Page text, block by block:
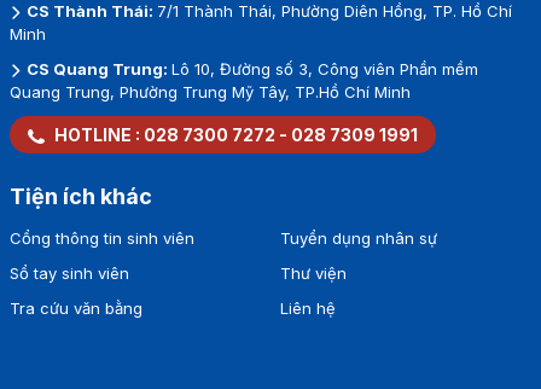
CS Thành Thái: 7/1 Thành Thái, Phường Diên Hồng, TP. Hồ Chí
Minh
CS Quang Trung: Lô 10, Đường số 3, Công viên Phần mềm
Quang Trung, Phường Trung Mỹ Tây, TP.Hồ Chí Minh
HOTLINE : 028 7300 7272 - 028 7309 1991
Tiện ích khác
Cổng thông tin sinh viên
Sổ tay sinh viên
Tra cứu văn bằng
Tuyển dụng nhân sự
Thư viện
Liên hệ